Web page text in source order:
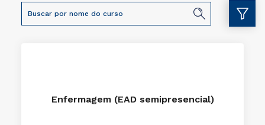
Enfermagem (EAD semipresencial)